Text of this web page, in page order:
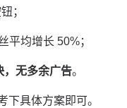
；
平均增长 50%；
，无多余广告。
下具体方案即可。